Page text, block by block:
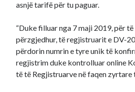
dollar aplikimi
asnjë tarifë për tu paguar.
“Duke filluar nga 7 maji 2019, për të
përzgjedhur, të regjistruarit e DV-
përdorin numrin e tyre unik të
regjistrim duke kontrolluar online
të të Regjistruarve në faqen zyrtare